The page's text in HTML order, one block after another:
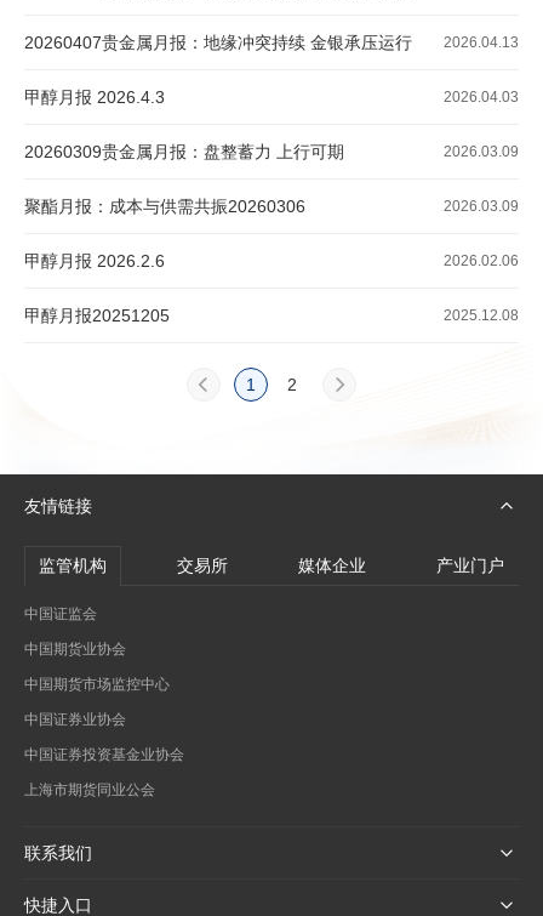
20260407贵金属月报：地缘冲突持续 金银承压运行 2026.04.13
甲醇月报 2026.4.3 2026.04.03
20260309贵金属月报：盘整蓄力 上行可期 2026.03.09
聚酯月报：成本与供需共振20260306 2026.03.09
甲醇月报 2026.2.6 2026.02.06
甲醇月报20251205 2025.12.08
1 2
友情链接
监管机构 交易所 媒体企业 产业门户
中国证监会
中国期货业协会
中国期货市场监控中心
中国证券业协会
中国证券投资基金业协会
上海市期货同业公会
联系我们
快捷入口